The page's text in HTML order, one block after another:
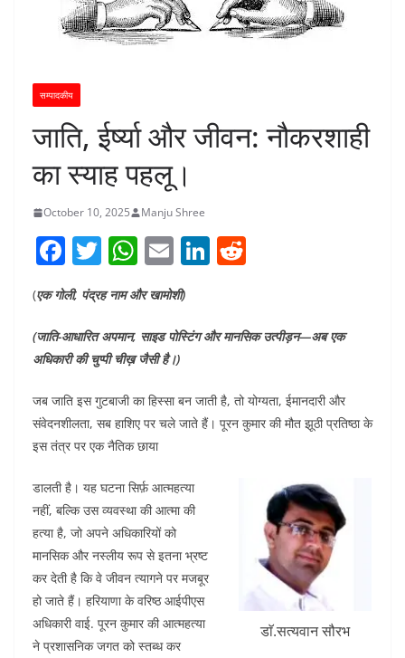
सम्पादकीय
जाति, ईर्ष्या और जीवन: नौकरशाही
का स्याह पहलू।
October 10, 2025 Manju Shree
F
a
c
e
b
o
o
k
T
itt
er
W
h
at
s
A
p
p
E
m
ai
l
Li
e
n
di
(एक गोली, पंद्रह नाम और खामोशी)
(जाति-आधारित अपमान, साइड पोस्टिंग और मानसिक उत्पीड़न—अब एक
अधिकारी की चुप्पी चीख़ जैसी है।)
जब जाति इस गुटबाजी का हिस्सा बन जाती है, तो योग्यता, ईमानदारी और
संवेदनशीलता, सब हाशिए पर चले जाते हैं। पूरन कुमार की मौत झूठी प्रतिष्ठा के
इस तंत्र पर एक नैतिक छाया
डाॅ.सत्यवान सौरभ
डालती है। यह घटना सिर्फ़ आत्महत्या
नहीं, बल्कि उस व्यवस्था की आत्मा की
हत्या है, जो अपने अधिकारियों को
मानसिक और नस्लीय रूप से इतना भ्रष्ट
कर देती है कि वे जीवन त्यागने पर मजबूर
हो जाते हैं। हरियाणा के वरिष्ठ आईपीएस
अधिकारी वाई. पूरन कुमार की आत्महत्या
ने प्रशासनिक जगत को स्तब्ध कर